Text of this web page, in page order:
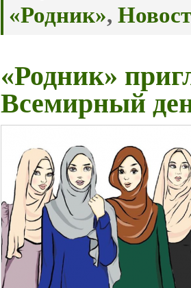
«Родник»,
«Родник»
Всемирный